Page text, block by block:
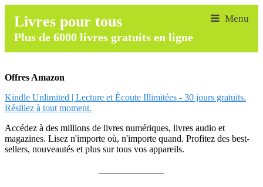
Livres pour tous
Plus de 6000 livres gratuits en ligne
Offres Amazon
Kindle Unlimited | Lecture et Écoute Illimitées - 30 jours gratuits.
Résiliez à tout moment.
Accédez à des millions de livres numériques, livres audio et
magazines. Lisez n'importe où, n'importe quand. Profitez des best-
sellers, nouveautés et plus sur tous vos appareils.